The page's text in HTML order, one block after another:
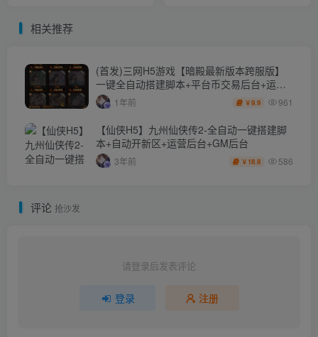
程+全套源码+赞助攻略掉落
相关推荐
(首发)三网H5游戏【暗殿最新版本跨服版】
一键全自动搭建脚本+平台币交易后台+运营
后台+多区跨服+GM分级授权后台
1年前 ￥9.9 961
【仙侠H5】九州仙侠传2-全自动一键搭建脚
本+自动开新区+运营后台+GM后台
3年前 ￥ 18.8 586
评论 抢沙发
请登录后发表评论
登录 注册